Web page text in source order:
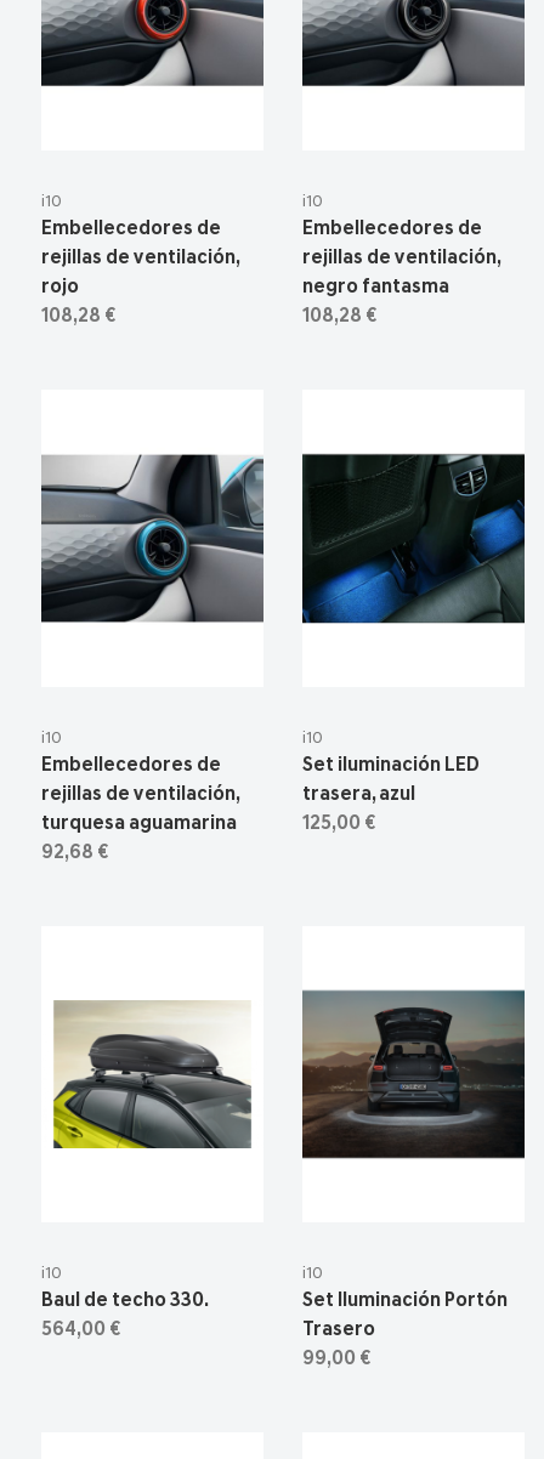
i10
Embellecedores de
rejillas de ventilación,
rojo
108,28 €
i10
Embellecedores de
rejillas de ventilación,
negro fantasma
108,28 €
i10
Embellecedores de
rejillas de ventilación,
turquesa aguamarina
92,68 €
i10
Set iluminación LED
trasera, azul
125,00 €
i10
Baul de techo 330.
564,00 €
i10
Set Iluminación Portón
Trasero
99,00 €